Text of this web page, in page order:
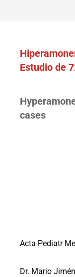
Estudio de
cases
Acta Pediatr
Dr. Mario